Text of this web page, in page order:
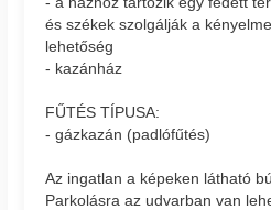
és székek szolgálják a
lehetőség
- kazánház
FŰTÉS TÍPUSA:
- gázkazán (padlófűtés)
Az ingatlan a képeken látható
Parkolásra az udvarban van